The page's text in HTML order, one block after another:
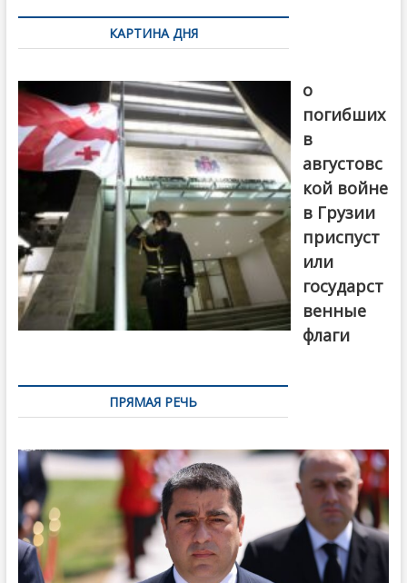
по
записямКАРТИНА ДНЯ
о
погибших
в
августовс
кой войне
в Грузии
приспуст
или
государст
венные
флаги
ПРЯМАЯ РЕЧЬ